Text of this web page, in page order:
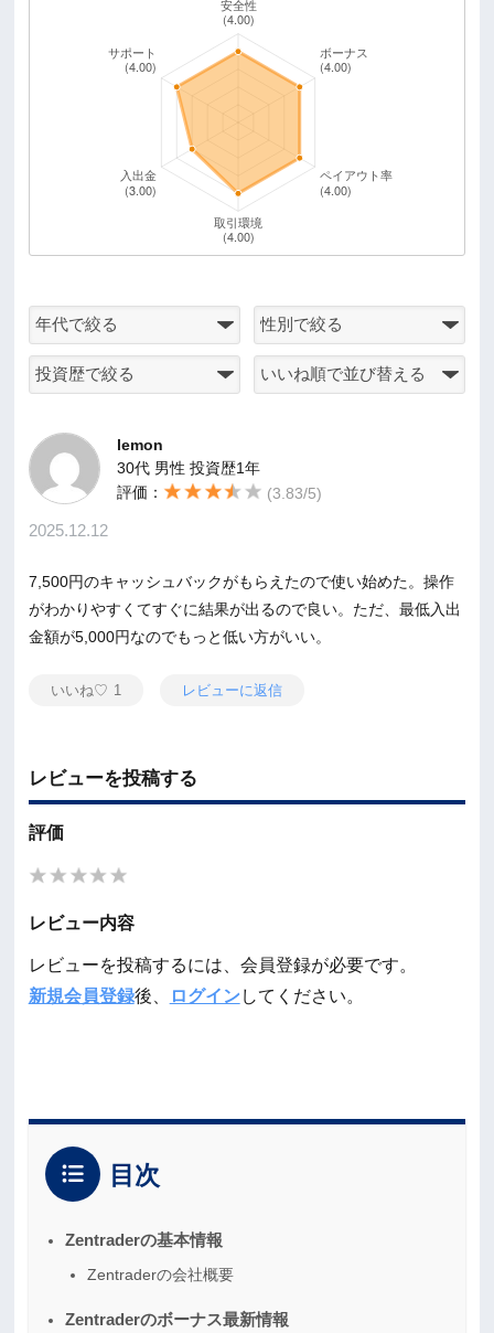
lemon
30代 男性 投資歴1年
評価： (3.83/5)
2025.12.12
7,500円のキャッシュバックがもらえたので使い始めた。操作
がわかりやすくてすぐに結果が出るので良い。ただ、最低入出
金額が5,000円なのでもっと低い方がいい。
いいね♡ 1 レビューに返信
レビューを投稿する
評価
☆
レビュー内容
レビューを投稿するには、会員登録が必要です。
新規会員登録後、 ログインしてください。
目次
Zentraderの基本情報
Zentraderの会社概要
Zentraderのボーナス最新情報